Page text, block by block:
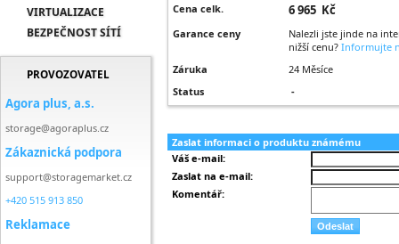
VIRTUALIZACE
BEZPEČNOST SÍTÍ
PROVOZOVATEL
Agora plus, a.s.
storage@agoraplus.cz
Zákaznická podpora
support@storagemarket.cz
+420 515 913 850
Reklamace
Cena celk.
6 965 Kč
Garance ceny
Nalezli jste jinde na
nižší cenu? Informujte
Záruka
24 Měsíce
Status
-
Zaslat informaci o produktu známému
Váš e-mail:
Zaslat na e-mail:
Komentář: